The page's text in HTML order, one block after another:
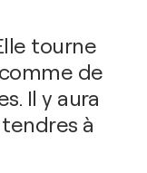
tourne
de
Il y aura
à